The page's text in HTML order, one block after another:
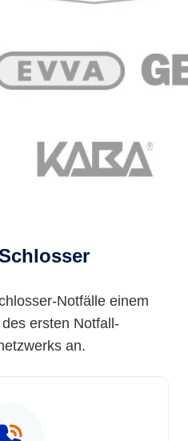
Notfälle einem
ersten Notfall-
an.